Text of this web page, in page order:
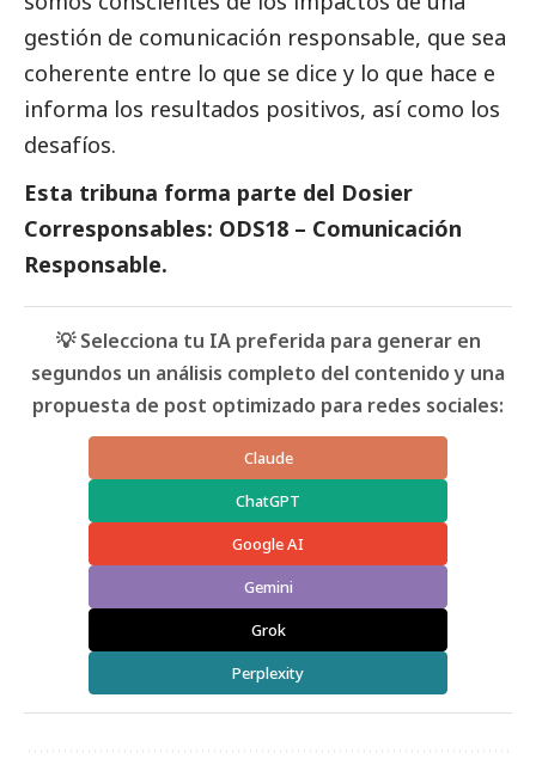
gestión de comunicación responsable, que sea
coherente entre lo que se dice y lo que hace e
informa los resultados positivos, así como los
desafíos.
Esta tribuna forma parte del Dosier
Corresponsables: ODS18 – Comunicación
Responsable.
💡 Selecciona tu IA preferida para generar en
segundos un análisis completo del contenido y una
propuesta de post optimizado para redes sociales:
Claude
ChatGPT
Google AI
Gemini
Grok
Perplexity